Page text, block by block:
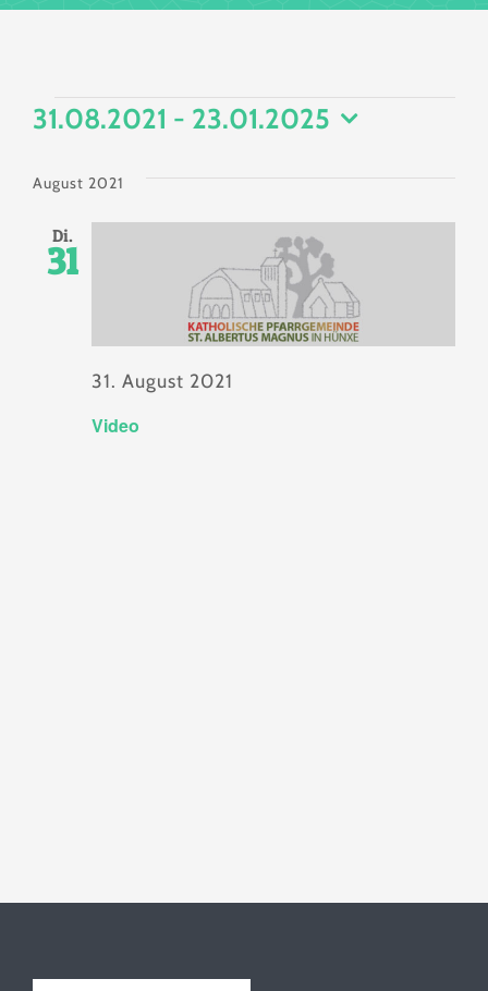
Veranstaltungen
31.08.2021 - 23.01.2025
wählen.
August 2021
Di.
31
Video
31. August 2021